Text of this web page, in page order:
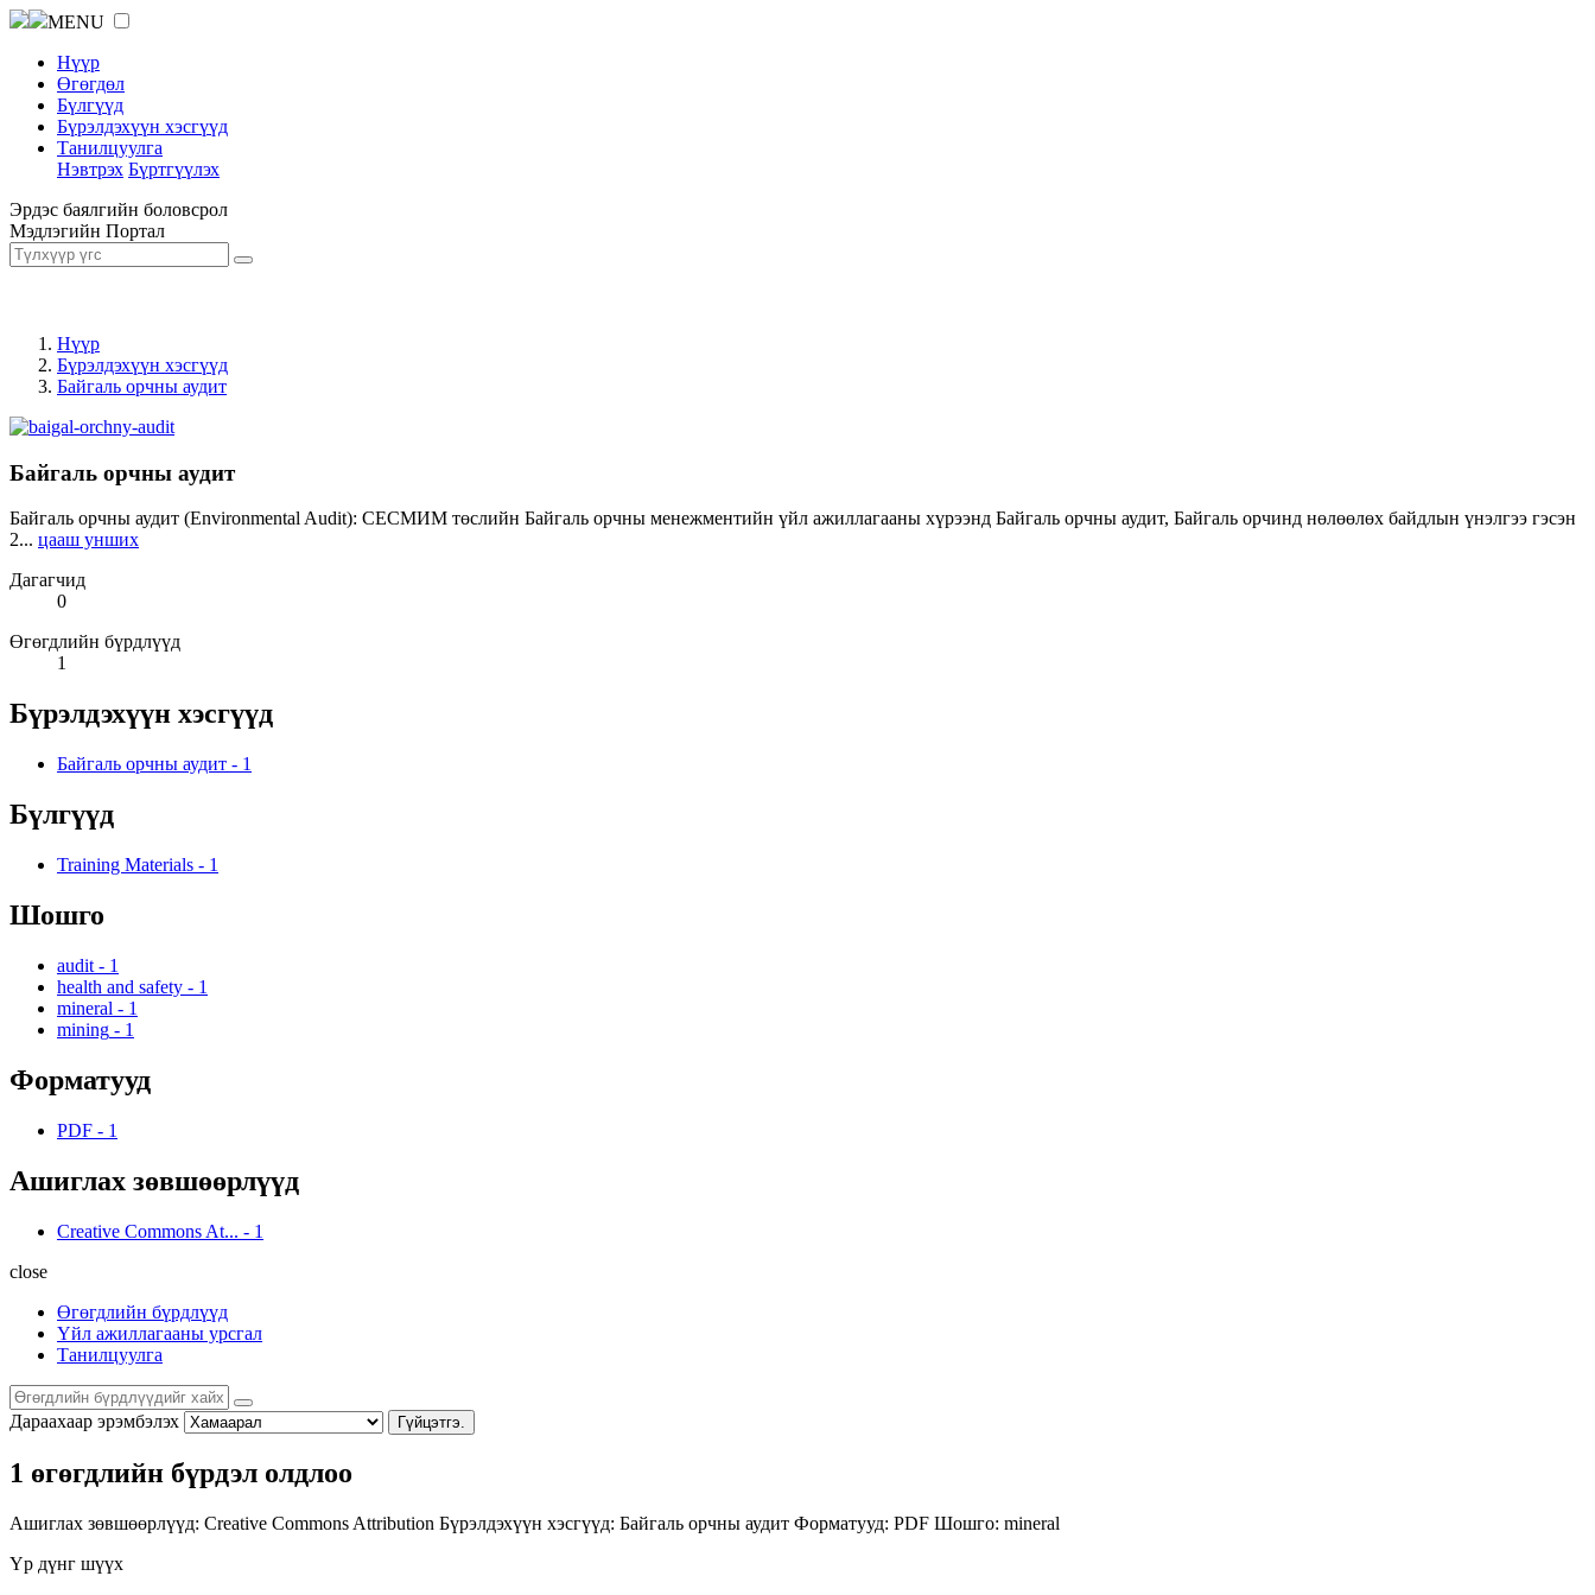
MENU
Нүүр
Өгөгдөл
Бүлгүүд
Бүрэлдэхүүн хэсгүүд
Танилцуулга
Нэвтрэх Бүртгүүлэх
Эрдэс баялгийн боловсрол
Мэдлэгийн Портал
Нүүр
Бүрэлдэхүүн хэсгүүд
Байгаль орчны аудит
Байгаль орчны аудит
Байгаль орчны аудит (Environmental Audit): СЕСМИМ төслийн Байгаль орчны менежментийн үйл ажиллагааны хүрээнд Байгаль орчны аудит, Байгаль орчинд нөлөөлөх байдлын үнэлгээ гэсэн
2... цааш унших
Дагагчид
0
Өгөгдлийн бүрдлүүд
1
Бүрэлдэхүүн хэсгүүд
Байгаль орчны аудит - 1
Бүлгүүд
Training Materials - 1
Шошго
audit - 1
health and safety - 1
mineral - 1
mining - 1
Форматууд
PDF - 1
Ашиглах зөвшөөрлүүд
Creative Commons At... - 1
close
Өгөгдлийн бүрдлүүд
Үйл ажиллагааны урсгал
Танилцуулга
Дараахаар эрэмбэлэх Гүйцэтгэ.
1 өгөгдлийн бүрдэл олдлоо
Ашиглах зөвшөөрлүүд: Creative Commons Attribution Бүрэлдэхүүн хэсгүүд: Байгаль орчны аудит Форматууд: PDF Шошго: mineral
Үр дүнг шүүх